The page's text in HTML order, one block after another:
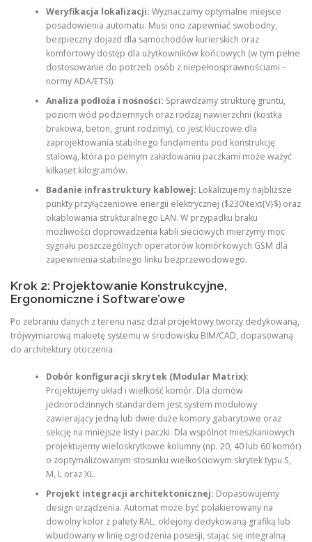
Weryfikacja lokalizacji: Wyznaczamy optymalne miejsce
posadowienia automatu. Musi ono zapewniać swobodny,
bezpieczny dojazd dla samochodów kurierskich oraz
komfortowy dostęp dla użytkowników końcowych (w tym pełne
dostosowanie do potrzeb osób z niepełnosprawnościami –
normy ADA/ETSI).
Analiza podłoża i nośności: Sprawdzamy strukturę gruntu,
poziom wód podziemnych oraz rodzaj nawierzchni (kostka
brukowa, beton, grunt rodzimy), co jest kluczowe dla
zaprojektowania stabilnego fundamentu pod konstrukcję
stalową, która po pełnym załadowaniu paczkami może ważyć
kilkaset kilogramów.
Badanie infrastruktury kablowej: Lokalizujemy najbliższe
punkty przyłączeniowe energii elektrycznej ($230\text{V}$) oraz
okablowania strukturalnego LAN. W przypadku braku
możliwości doprowadzenia kabli sieciowych mierzymy moc
sygnału poszczególnych operatorów komórkowych GSM dla
zapewnienia stabilnego linku bezprzewodowego.
Krok 2: Projektowanie Konstrukcyjne,
Ergonomiczne i Software’owe
Po zebraniu danych z terenu nasz dział projektowy tworzy dedykowaną,
trójwymiarową makietę systemu w środowisku BIM/CAD, dopasowaną
do architektury otoczenia.
Dobór konfiguracji skrytek (Modular Matrix):
Projektujemy układ i wielkość komór. Dla domów
jednorodzinnych standardem jest system modułowy
zawierający jedną lub dwie duże komory gabarytowe oraz
sekcję na mniejsze listy i paczki. Dla wspólnot mieszkaniowych
projektujemy wieloskrytkowe kolumny (np. 20, 40 lub 60 komór)
o zoptymalizowanym stosunku wielkościowym skrytek typu S,
M, L oraz XL.
Projekt integracji architektonicznej: Dopasowujemy
design urządzenia. Automat może być polakierowany na
dowolny kolor z palety RAL, oklejony dedykowaną grafiką lub
wbudowany w linię ogrodzenia posesji, stając się integralną